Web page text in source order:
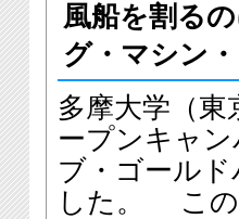
風船を割る
グ・マシン
多摩大学（東
ープンキャ
ブ・ゴール
した。 こ